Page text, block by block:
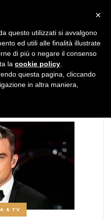
& TV
×
questo utilizzati si avvalgono
ed utili alle finalità illustrate
di più o negare il consenso
la cookie policy
questa pagina, cliccando
in altra maniera,